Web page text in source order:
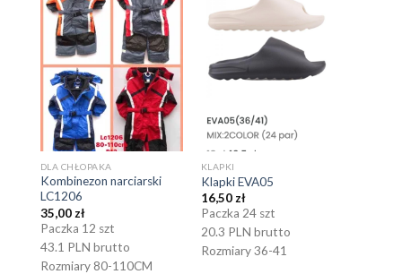
DLA CHŁOPAKA
Kombinezon narciarski
LC1206
35,00 zł
Paczka 12 szt
43.1 PLN brutto
Rozmiary 80-110CM
KLAPKI
Klapki EVA05
16,50zł
Paczka 24 szt
20.3 PLN brutto
Rozmiary 36-41